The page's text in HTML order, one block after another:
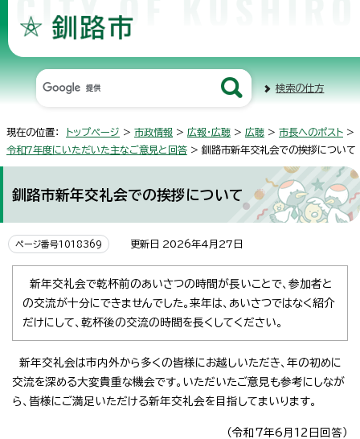
検索の仕方
現在の位置： トップページ > 市政情報 > 広報・広聴 > 広聴 > 市長へのポスト >
令和7年度にいただいた主なご意見と回答 > 釧路市新年交礼会での挨拶について
釧路市新年交礼会での挨拶について
ページ番号1018369 更新日 2026年4月27日
新年交礼会で乾杯前のあいさつの時間が長いことで、参加者と
の交流が十分にできませんでした。来年は、あいさつではなく紹介
だけにして、乾杯後の交流の時間を長くしてください。
新年交礼会は市内外から多くの皆様にお越しいただき、年の初めに
交流を深める大変貴重な機会です。いただいたご意見も参考にしなが
ら、皆様にご満足いただける新年交礼会を目指してまいります。
（令和7年6月12日回答）